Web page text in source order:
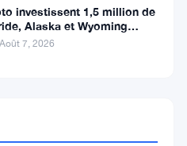
investissent 1,5 million de
Alaska et Wyoming
au Michigan
7, 2026